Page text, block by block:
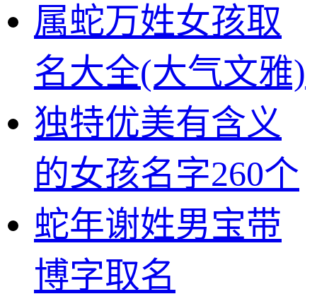
属蛇万姓女孩取
名大全(大气文雅)
独特优美有含义
的女孩名字260个
蛇年谢姓男宝带
博字取名